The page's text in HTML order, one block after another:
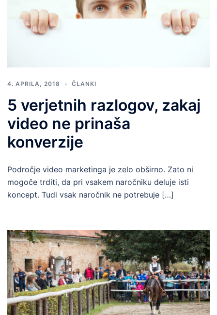
4. APRILA, 2018 ČLANKI
5 verjetnih razlogov, zakaj
video ne prinaša
konverzije
Področje video marketinga je zelo obširno. Zato ni
mogoče trditi, da pri vsakem naročniku deluje isti
koncept. Tudi vsak naročnik ne potrebuje […]